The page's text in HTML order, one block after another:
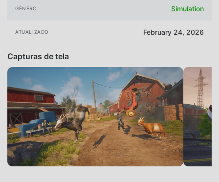
GÊNERO Simulation
ATUALIZADO February 24, 2026
Capturas de tela